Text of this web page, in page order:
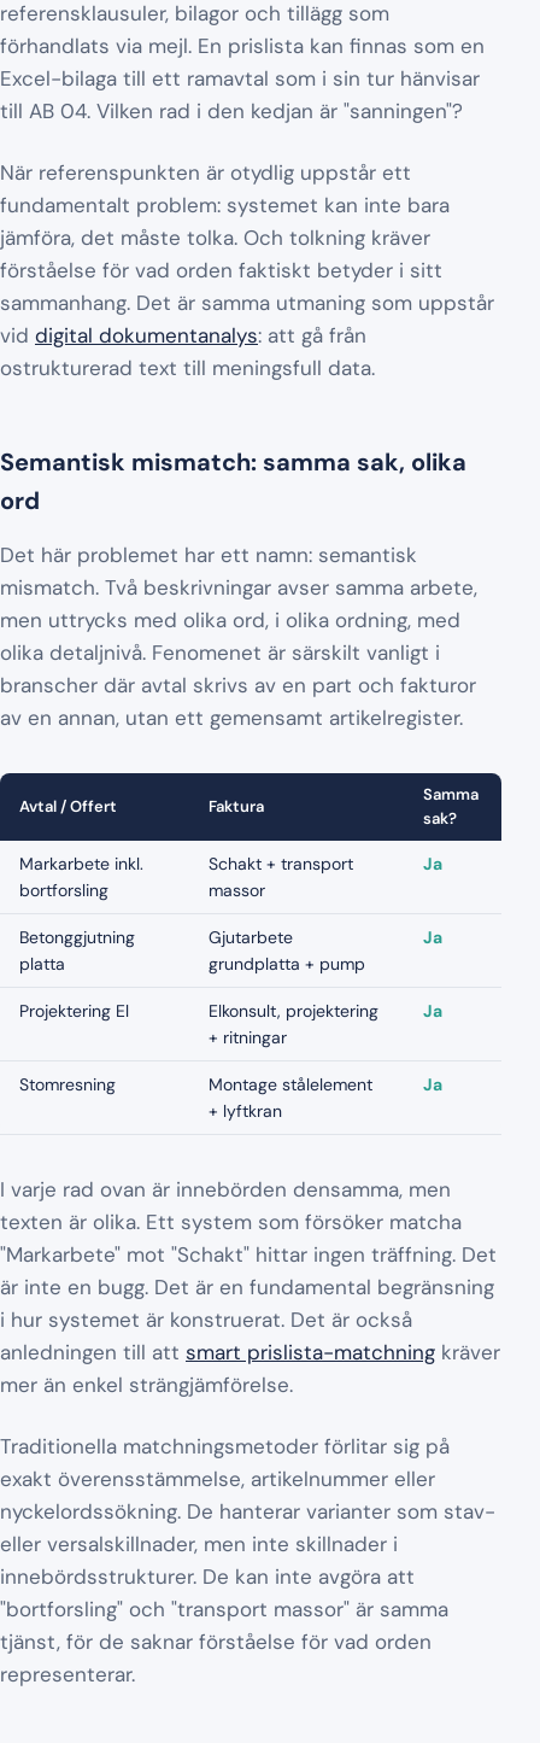
referensklausuler, bilagor och tillägg som
förhandlats via mejl. En prislista kan finnas som en
Excel-bilaga till ett ramavtal som i sin tur hänvisar
till AB 04. Vilken rad i den kedjan är "sanningen"?
När referenspunkten är otydlig uppstår ett
fundamentalt problem: systemet kan inte bara
jämföra, det måste tolka. Och tolkning kräver
förståelse för vad orden faktiskt betyder i sitt
sammanhang. Det är samma utmaning som uppstår
vid digital dokumentanalys: att gå från
ostrukturerad text till meningsfull data.
Semantisk mismatch: samma sak, olika
ord
Det här problemet har ett namn: semantisk
mismatch. Två beskrivningar avser samma arbete,
men uttrycks med olika ord, i olika ordning, med
olika detaljnivå. Fenomenet är särskilt vanligt i
branscher där avtal skrivs av en part och fakturor
av en annan, utan ett gemensamt artikelregister.
Avtal / Offert Faktura
Samma
sak?
Markarbete inkl.
bortforsling
Schakt + transport
massor
Ja
Betonggjutning
platta
Gjutarbete
grundplatta + pump
Ja
Projektering El
Elkonsult, projektering
+ ritningar
Ja
Stomresning
Montage stålelement
+ lyftkran
Ja
I varje rad ovan är innebörden densamma, men
texten är olika. Ett system som försöker matcha
"Markarbete" mot "Schakt" hittar ingen träffning. Det
är inte en bugg. Det är en fundamental begränsning
i hur systemet är konstruerat. Det är också
anledningen till att smart prislista-matchning kräver
mer än enkel strängjämförelse.
Traditionella matchningsmetoder förlitar sig på
exakt överensstämmelse, artikelnummer eller
nyckelordssökning. De hanterar varianter som stav-
eller versalskillnader, men inte skillnader i
innebördsstrukturer. De kan inte avgöra att
"bortforsling" och "transport massor" är samma
tjänst, för de saknar förståelse för vad orden
representerar.